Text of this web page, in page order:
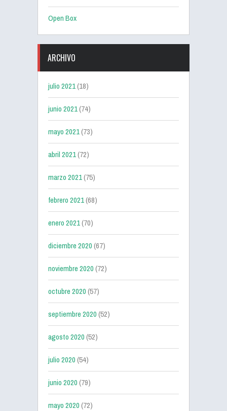
Open Box
ARCHIVO
julio 2021(18)
junio 2021(74)
mayo 2021(73)
abril 2021(72)
marzo 2021(75)
febrero 2021(68)
enero 2021(70)
diciembre 2020(67)
noviembre 2020(72)
octubre 2020(57)
septiembre 2020(52)
agosto 2020(52)
julio 2020(54)
junio 2020(79)
mayo 2020(72)